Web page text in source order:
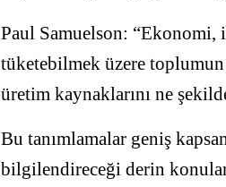
Paul Samuelson: “Ekonomi,
tüketebilmek üzere toplumun
üretim kaynaklarını ne
Bu tanımlamalar geniş
bilgilendireceği derin